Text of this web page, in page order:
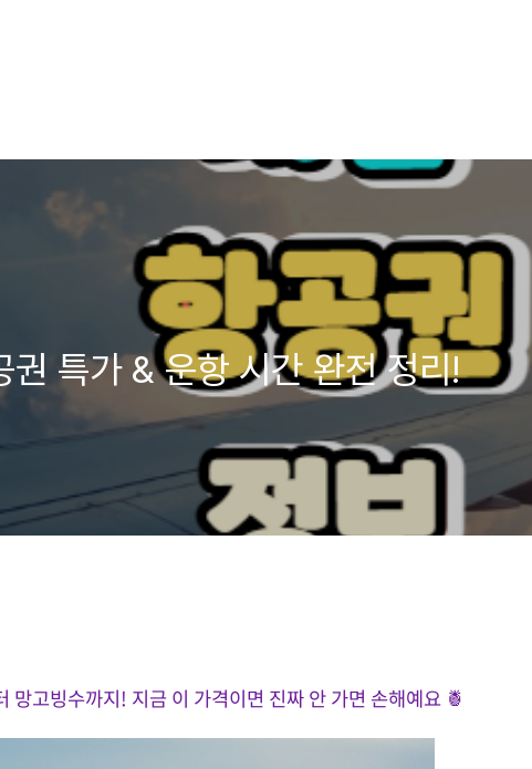
권 특가 & 운항 시간 완전 정리!
망고빙수까지! 지금 이 가격이면 진짜 안 가면 손해예요 🍍